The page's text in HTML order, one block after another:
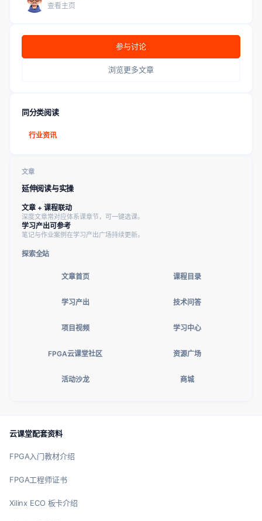
查看主页
参与讨论
浏览更多文章
同分类阅读
行业资讯
文章
延伸阅读与实操
文章 + 课程联动
深度文章常对应体系课章节，可一键选课。
学习产出可参考
笔记与作业案例在学习产出广场持续更新。
探索全站
文章首页 课程目录
学习产出 技术问答
项目视频 学习中心
FPGA云课堂社区 资源广场
活动沙龙 商城
云课堂配套资料
FPGA入门教材介绍
FPGA工程师证书
Xilinx ECO 板卡介绍